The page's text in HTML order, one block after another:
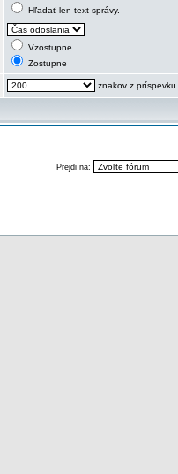
Hľadať len text správy.
Vzostupne
Zostupne
znakov z príspevku.
Prejdi na: